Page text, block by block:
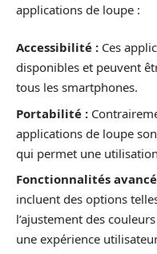
applications de loupe :
Accessibilité : Ces
disponibles et peuvent
tous les smartphones.
Portabilité :
applications de loupe
qui permet une
Fonctionnalités
incluent des options
l’ajustement des
une expérience